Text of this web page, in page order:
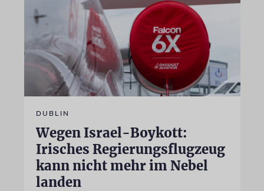
DUBLIN
Wegen Israel-Boykott:
Irisches Regierungsflugzeug
kann nicht mehr im Nebel
landen